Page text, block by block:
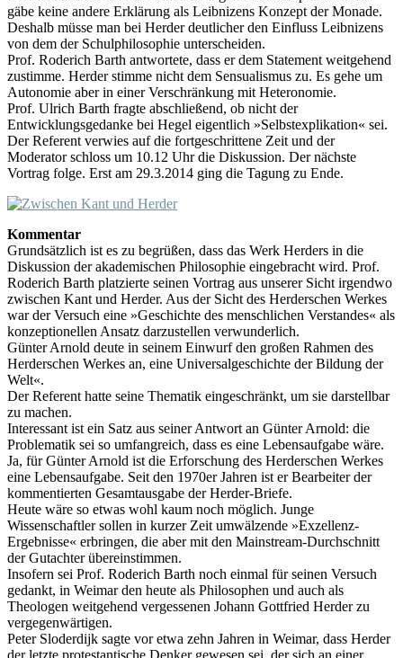
gäbe keine andere Erklärung als Leibnizens Konzept der Monade.
Deshalb müsse man bei Herder deutlicher den Einfluss Leibnizens
von dem der Schulphilosophie unterscheiden.
Prof. Roderich Barth antwortete, dass er dem Statement weitgehend
zustimme. Herder stimme nicht dem Sensualismus zu. Es gehe um
Autonomie aber in einer Verschränkung mit Heteronomie.
Prof. Ulrich Barth fragte abschließend, ob nicht der
Entwicklungsgedanke bei Hegel eigentlich »Selbstexplikation« sei.
Der Referent verwies auf die fortgeschrittene Zeit und der
Moderator schloss um 10.12 Uhr die Diskussion. Der nächste
Vortrag folge. Erst am 29.3.2014 ging die Tagung zu Ende.
Kommentar
Grundsätzlich ist es zu begrüßen, dass das Werk Herders in die
Diskussion der akademischen Philosophie eingebracht wird. Prof.
Roderich Barth platzierte seinen Vortrag aus unserer Sicht irgendwo
zwischen Kant und Herder. Aus der Sicht des Herderschen Werkes
war der Versuch eine »Geschichte des menschlichen Verstandes« als
konzeptionellen Ansatz darzustellen verwunderlich.
Günter Arnold deute in seinem Einwurf den großen Rahmen des
Herderschen Werkes an, eine Universalgeschichte der Bildung der
Welt«.
Der Referent hatte seine Thematik eingeschränkt, um sie darstellbar
zu machen.
Interessant ist ein Satz aus seiner Antwort an Günter Arnold: die
Problematik sei so umfangreich, dass es eine Lebensaufgabe wäre.
Ja, für Günter Arnold ist die Erforschung des Herderschen Werkes
eine Lebensaufgabe. Seit den 1970er Jahren ist er Bearbeiter der
kommentierten Gesamtausgabe der Herder-Briefe.
Heute wäre so etwas wohl kaum noch möglich. Junge
Wissenschaftler sollen in kurzer Zeit umwälzende »Exzellenz-
Ergebnisse« erbringen, die aber mit den Mainstream-Durchschnitt
der Gutachter übereinstimmen.
Insofern sei Prof. Roderich Barth noch einmal für seinen Versuch
gedankt, in Weimar den heute als Philosophen und auch als
Theologen weitgehend vergessenen Johann Gottfried Herder zu
vergegenwärtigen.
Peter Sloderdijk sagte vor etwa zehn Jahren in Weimar, dass Herder
der letzte protestantische Denker gewesen sei, der sich an einer